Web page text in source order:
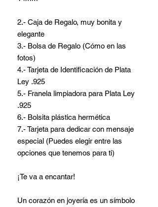
2.- Caja de Regalo, muy bonita y
elegante
3.- Bolsa de Regalo (Cómo en las
fotos)
4.- Tarjeta de Identificación de Plata
Ley .925
5.- Franela limpiadora para Plata Ley
.925
6.- Bolsita plástica hermética
7.- Tarjeta para dedicar con mensaje
especial (Puedes elegir entre las
opciones que tenemos para ti)
¡Te va a encantar!
Un corazón en joyería es un símbolo